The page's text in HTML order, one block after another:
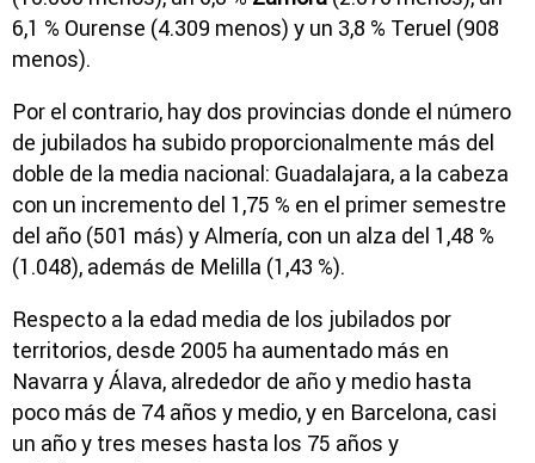
6,1 % Ourense (4.309 menos) y un 3,8 % Teruel (908
menos).
Por el contrario, hay dos provincias donde el número
de jubilados ha subido proporcionalmente más del
doble de la media nacional: Guadalajara, a la cabeza
con un incremento del 1,75 % en el primer semestre
del año (501 más) y Almería, con un alza del 1,48 %
(1.048), además de Melilla (1,43 %).
Respecto a la edad media de los jubilados por
territorios, desde 2005 ha aumentado más en
Navarra y Álava, alrededor de año y medio hasta
poco más de 74 años y medio, y en Barcelona, casi
un año y tres meses hasta los 75 años y